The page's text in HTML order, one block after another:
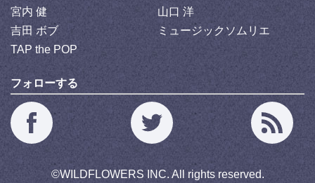
宮内 健
山口 洋
吉田 ボブ
ミュージックソムリエ
TAP the POP
フォローする
©WILDFLOWERS INC. All rights reserved.